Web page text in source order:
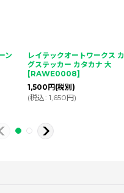
ン
レイテックオートワークス
グステッカー カタカナ 大
[RAWE0008]
1,500 円 (税別)
(税込: 1,650円)